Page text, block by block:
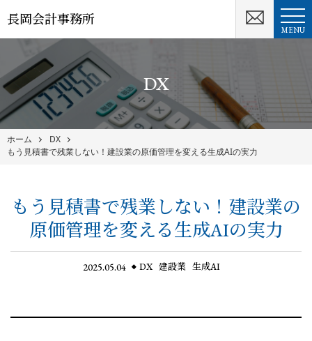
長岡会計事務所
MENU
DX
ホーム
DX
もう見積書で残業しない！建設業の原価管理を変える生成AIの実力
もう見積書で残業しない！建設業の
原価管理を変える生成AIの実力
2025.05.04 DX 建設業 生成AI